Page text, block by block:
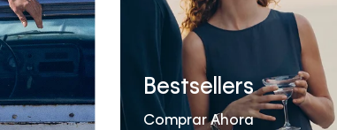
Bestsellers
Comprar Ahora